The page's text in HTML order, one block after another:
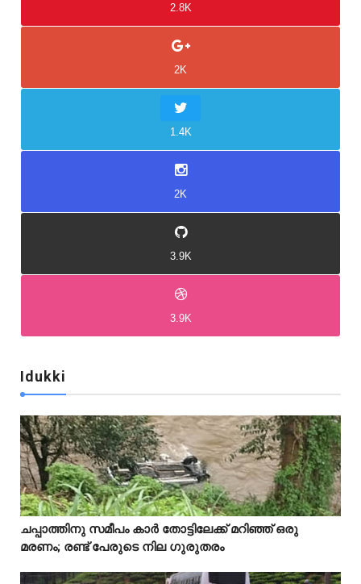
2.8K
2K
1.4K
2K
3.9K
3.9K
Idukki
  
ചപ്പാത്തിനു സമീപം കാർ തോട്ടിലേക്ക് മറിഞ്ഞ് ഒരു
മരണം; രണ്ട് പേരുടെ നില ഗുരുതരം
Idukki